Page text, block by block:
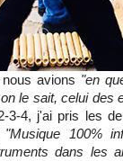
avions "en
le sait, celui des
3-4, j'ai pris les
"Musique 100%
dans les